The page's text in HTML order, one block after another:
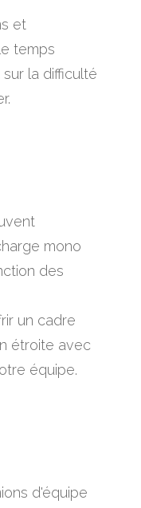
et
temps
la difficulté
mono
des
un cadre
étroite avec
équipe.
d'équipe